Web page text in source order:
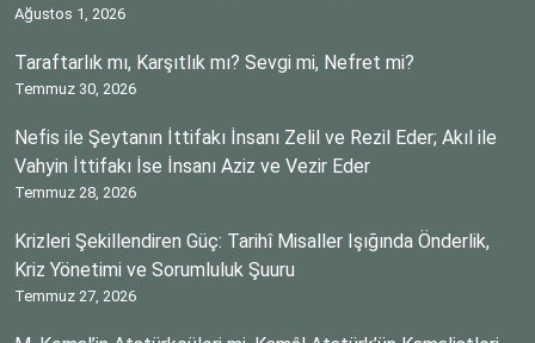
Ağustos 1, 2026
Taraftarlık mı, Karşıtlık mı? Sevgi mi, Nefret mi?
Temmuz 30, 2026
Nefis ile Şeytanın İttifakı İnsanı Zelil ve Rezil Eder; Akıl ile
Vahyin İttifakı İse İnsanı Aziz ve Vezir Eder
Temmuz 28, 2026
Krizleri Şekillendiren Güç: Tarihî Misaller Işığında Önderlik,
Kriz Yönetimi ve Sorumluluk Şuuru
Temmuz 27, 2026